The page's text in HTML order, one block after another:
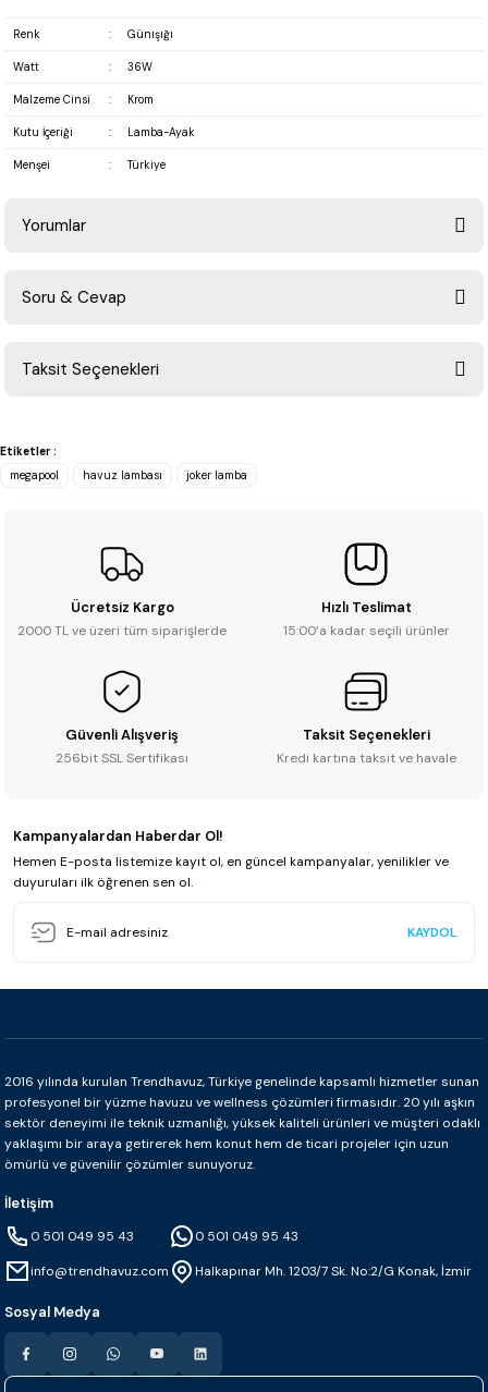
Renk : Günışığı
Watt : 36W
Malzeme Cinsi : Krom
Kutu İçeriği : Lamba-Ayak
Menşei : Türkiye
Yorumlar
Soru & Cevap
Taksit Seçenekleri
Etiketler :
megapool
havuz lambası joker lamba
Ücretsiz Kargo
2000 TL ve üzeri tüm siparişlerde
Hızlı Teslimat
15:00’a kadar seçili ürünler
Güvenli Alışveriş
256bit SSL Sertifikası
Taksit Seçenekleri
Kredi kartına taksit ve havale
Kampanyalardan Haberdar Ol!
Hemen E-posta listemize kayıt ol, en güncel kampanyalar, yenilikler ve
duyuruları ilk öğrenen sen ol.
KAYDOL
2016 yılında kurulan Trendhavuz, Türkiye genelinde kapsamlı hizmetler sunan
profesyonel bir yüzme havuzu ve wellness çözümleri firmasıdır. 20 yılı aşkın
sektör deneyimi ile teknik uzmanlığı, yüksek kaliteli ürünleri ve müşteri odaklı
yaklaşımı bir araya getirerek hem konut hem de ticari projeler için uzun
ömürlü ve güvenilir çözümler sunuyoruz.
İletişim
0 501 049 95 43
info@trendhavuz.com
0 501 049 95 43
Halkapınar Mh. 1203/7 Sk. No:2/G Konak, İzmir
Sosyal Medya